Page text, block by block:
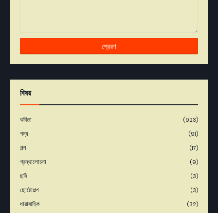
বিষয়
কবিতা (923)
গদ্য (91)
গল্প (17)
গ্রন্থালোচনা (9)
ছবি (3)
ছোটোগল্প (3)
ধারাবাহিক (32)